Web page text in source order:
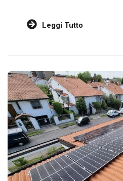
Leggi Tutto